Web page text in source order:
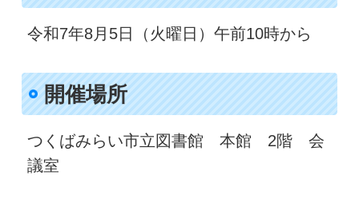
令和7年8月5日（火曜日）午前10時から
開催場所
つくばみらい市立図書館 本館 2階 会
議室